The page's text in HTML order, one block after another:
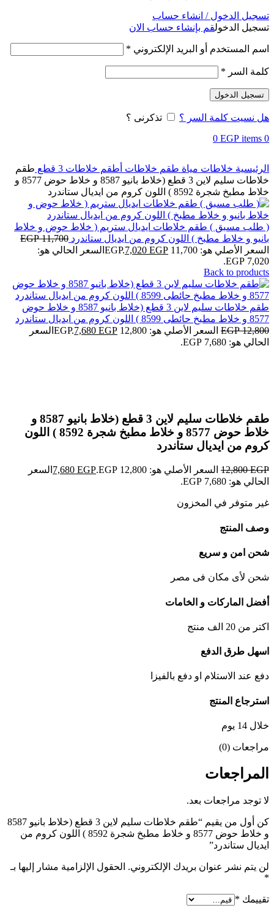
تسجيل الدخول / انشاء حساب
تسجيل الدخولقم بإنشاء حساب الان
اسم المستخدم أو البريد الإلكتروني *
كلمة السر *
تسجيل الدخول
هل نسيت كلمة السر ؟
تذكرنى ؟
0
items
0 EGP
الرئيسية خلاطات مياة طقم خلاطات أطقم خلاطات 3 قطع
طقم
خلاطات سليم لاين 3 قطع (خلاط بانيو 8587 و خلاط حوض 8577 و
خلاط مطبخ شجرة 8592 ) اللون كروم من ايديال ستاندرد
( طلب مسبق ) طقم خلاطات ايديال ستريم ( خلاط حوض و خلاط
بانيو و خلاط مطبخ ) اللون كروم من ايديال ستاندرد 11,700
EGP
السعر الأصلي هو: 11,700 EGP.
7,020 EGP
السعر الحالي هو:
7,020 EGP.
Back to products
طقم خلاطات سليم لاين 3 قطع (خلاط بانيو 8587 و خلاط حوض
8577 و خلاط مطبخ حائطى 8599 ) اللون كروم من ايديال ستاندرد
12,800
EGP السعر الأصلي هو: 12,800 EGP. 7,680 EGP
السعر
الحالي هو: 7,680 EGP.
طقم خلاطات سليم لاين 3 قطع (خلاط بانيو 8587 و
خلاط حوض 8577 و خلاط مطبخ شجرة 8592 ) اللون
كروم من ايديال ستاندرد
12,800EGP السعر الأصلي هو: 12,800 EGP. 7,680 EGP
السعر
الحالي هو: 7,680 EGP.
غير متوفر في المخزون
وصف المنتج
شحن امن و سريع
شحن لأى مكان فى مصر
أفضل الماركات و الخامات
اكتر من 20 الف منتج
اسهل طرق الدفع
دفع عند الاستلام او دفع بالفيزا
استرجاع المنتج
خلال 14 يوم
مراجعات (0)
المراجعات
لا توجد مراجعات بعد.
كن أول من يقيم “طقم خلاطات سليم لاين 3 قطع (خلاط بانيو 8587
و خلاط حوض 8577 و خلاط مطبخ شجرة 8592 ) اللون كروم من
ايديال ستاندرد”
لن يتم نشر عنوان بريدك الإلكتروني. الحقول الإلزامية مشار إليها بـ
*
تقييمك *